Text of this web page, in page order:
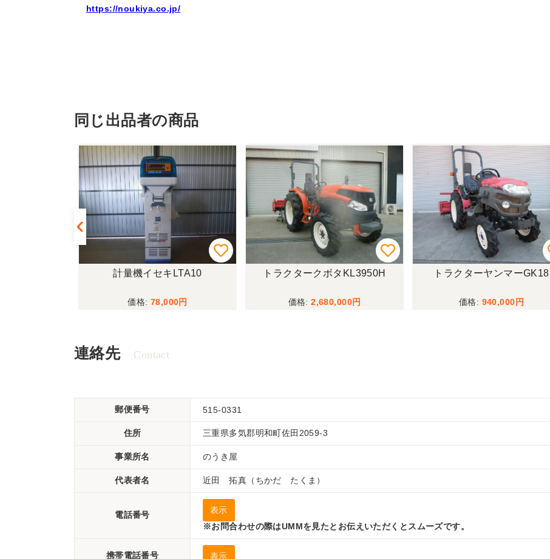
https://noukiya.co.jp/
同じ出品者の商品
トラクタークボタKL3950H
2,680,000
トラクターヤンマーGK18
940,000
トラクターヤンマーEF222
1,380,000
連絡先 Contact
郵便番号 515-0331
住所 三重県多気郡明和町佐田2059-3
事業所名 のうき屋
代表者名 近田 拓真（ちかだ たくま）
電話番号
表示
※お問合わせの際はUMMを見たとお伝えいただくとスムーズです。
携帯電話番号 表示